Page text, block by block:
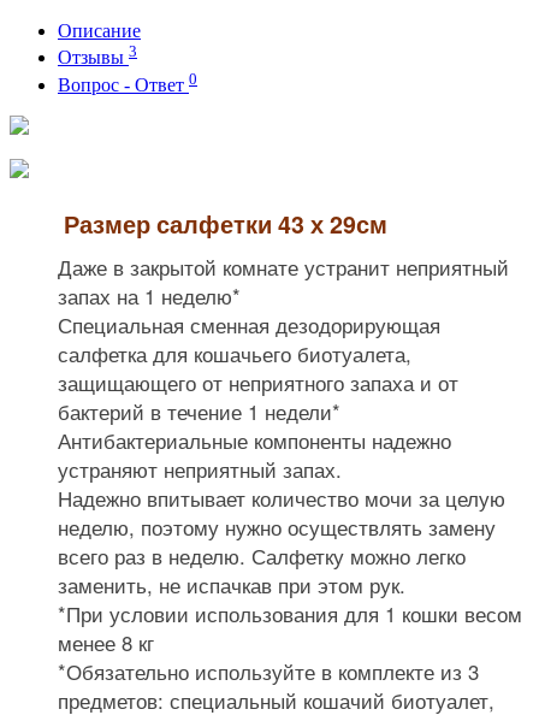
Описание
Отзывы 3
Вопрос - Ответ 0
Размер салфетки 43 х 29см
Даже в закрытой комнате устранит неприятный
запах на 1 неделю*
Специальная сменная дезодорирующая
салфетка для кошачьего биотуалета,
защищающего от неприятного запаха и от
бактерий в течение 1 недели*
Антибактериальные компоненты надежно
устраняют неприятный запах.
Надежно впитывает количество мочи за целую
неделю, поэтому нужно осуществлять замену
всего раз в неделю. Салфетку можно легко
заменить, не испачкав при этом рук.
*При условии использования для 1 кошки весом
менее 8 кг
*Обязательно используйте в комплекте из 3
предметов: специальный кошачий биотуалет,